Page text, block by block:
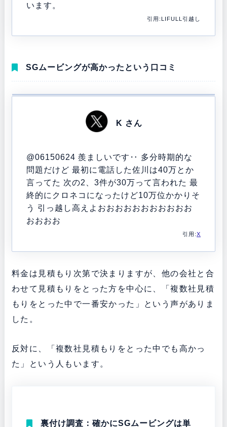
います。
引用:LIFULL引越し
SGムービングが高かったという口コミ
K さん
@06150624 羨ましいです‥ 多分時期的な
問題だけど 最初に電話した佐川は40万とか
言ってた 次の2、3件が30万って言われた 最
終的にクロネコになったけど10万位かかりそ
う 引っ越し高えよおおおおおおおおおおお
おおおお
引用:X
料金は見積もり次第で決まりますが、他の会社と合
わせて見積もりをとった方を中心に、「複数社見積
もりをとった中で一番安かった」という声がありま
した。
反対に、「複数社見積もりをとった中でも高かっ
た」という人もいます。
裏付け調査：確かにSGムービングは単